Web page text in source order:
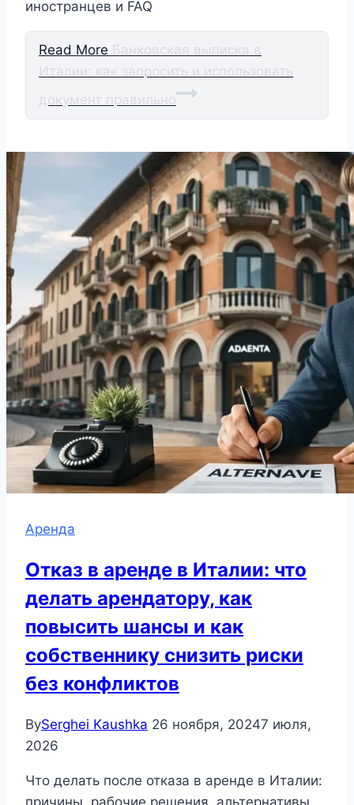
иностранцев и FAQ
Read More Банковская выписка в
Италии: как запросить и использовать
документ правильно
Аренда
Отказ в аренде в Италии: что
делать арендатору, как
повысить шансы и как
собственнику снизить риски
без конфликтов
BySerghei Kaushka 26 ноября, 20247 июля,
2026
Что делать после отказа в аренде в Италии: